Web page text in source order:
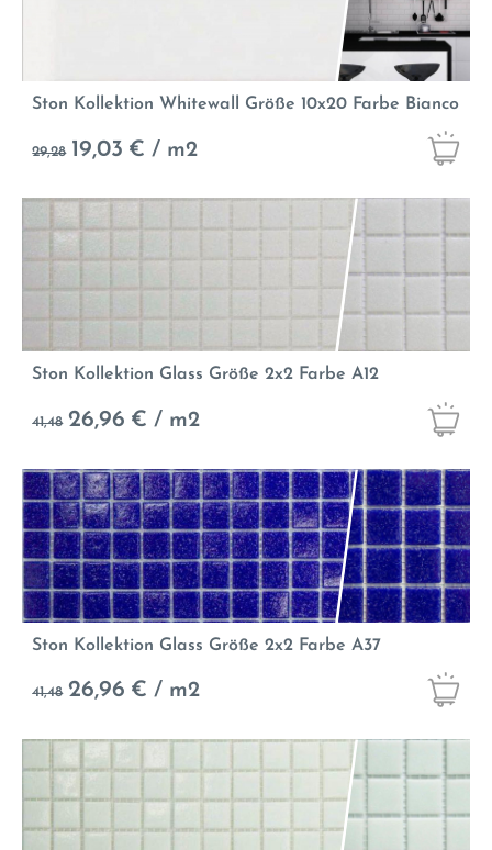
Ston Kollektion Whitewall Größe 10x20 Farbe Bianco
29,28 19,03 € / m2
Ston Kollektion Glass Größe 2x2 Farbe A12
41,48 26,96 € / m2
Ston Kollektion Glass Größe 2x2 Farbe A37
41,48 26,96 € / m2